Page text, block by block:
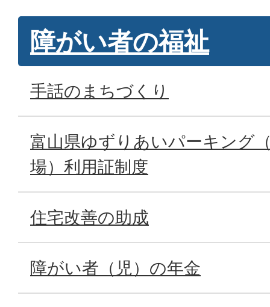
障がい者の福祉
手話のまちづくり
富山県ゆずりあいパーキング
場）利用証制度
住宅改善の助成
障がい者（児）の年金